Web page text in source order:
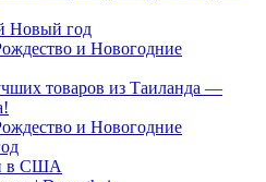
Новый год
и Новогодние
товаров из Таиланда —
и Новогодние
в США